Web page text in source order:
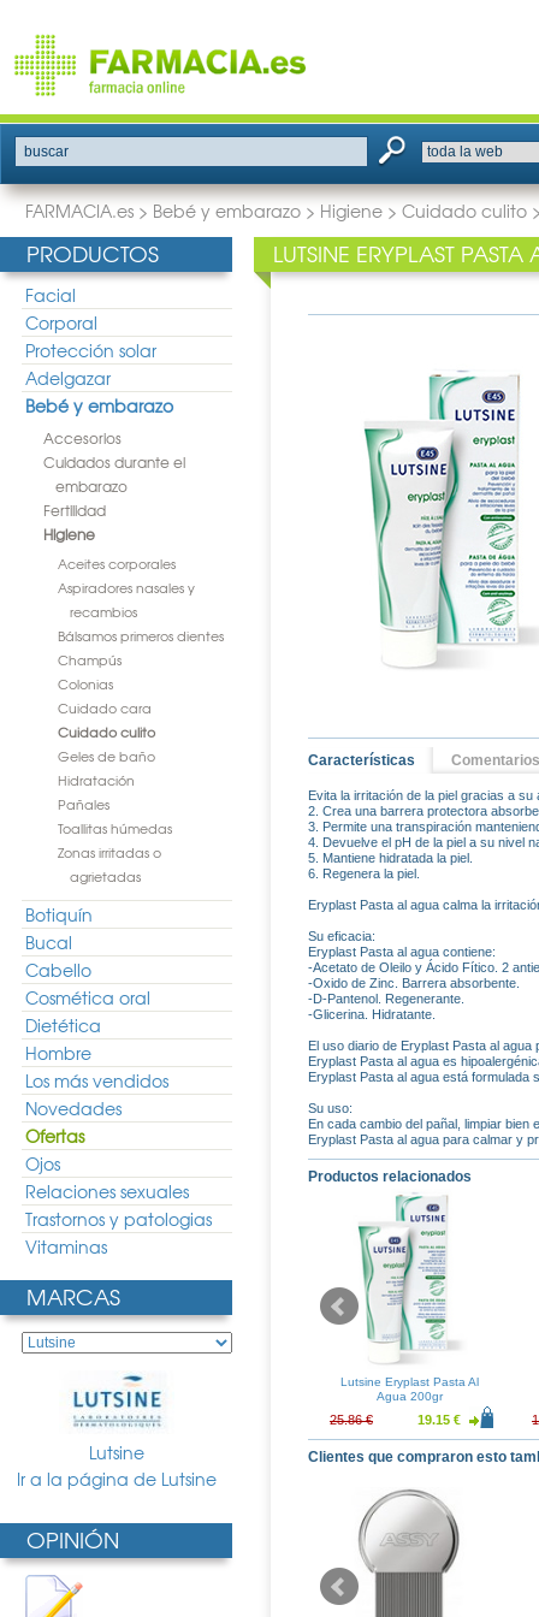
buscar
FARMACIA.es > Bebé y embarazo > Higiene > Cuidado culito
PRODUCTOS
Facial
Corporal
Protección solar
Adelgazar
Bebé y embarazo
Accesorios
Cuidados durante el
embarazo
Fertilidad
Higiene
Aceites corporales
Aspiradores nasales y
recambios
Bálsamos primeros dientes
Champús
Colonias
Cuidado cara
Cuidado culito
Geles de baño
Hidratación
Pañales
Toallitas húmedas
Zonas irritadas o
agrietadas
Botiquín
Bucal
Cabello
Cosmética oral
Dietética
Hombre
Los más vendidos
Novedades
Ofertas
Ojos
Relaciones sexuales
Trastornos y patologias
Vitaminas
MARCAS
Lutsine
Ir a la página de Lutsine
OPINIÓN
LUTSINE ERYPLAST
Características Comentarios
Evita la irritación de la piel gracias a
2. Crea una barrera protectora
3. Permite una transpiración
4. Devuelve el pH de la piel a su nivel
5. Mantiene hidratada la piel.
6. Regenera la piel.
Eryplast Pasta al agua calma la
Su eficacia:
Eryplast Pasta al agua contiene:
-Acetato de Oleilo y Ácido Fítico. 2
-Oxido de Zinc. Barrera absorbente.
-D-Pantenol. Regenerante.
-Glicerina. Hidratante.
El uso diario de Eryplast Pasta al
Eryplast Pasta al agua es
Eryplast Pasta al agua está formulada
Su uso:
En cada cambio del pañal, limpiar bien
Eryplast Pasta al agua para calmar y
Productos relacionados
Noton Tapones Agua Infantil
4.74 €
Lutsine Eryplast Pasta Al
Agua 200gr
25.86 € 19.15 €
Clientes que compraron esto